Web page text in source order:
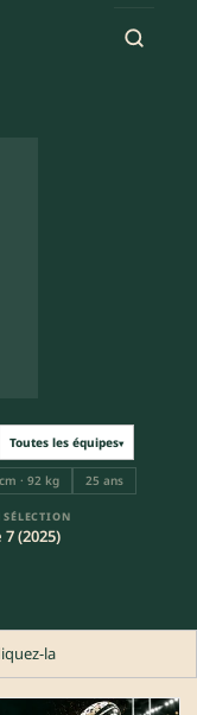
Toutes les équipes▾
· 92 kg 25 ans
(2025)
la